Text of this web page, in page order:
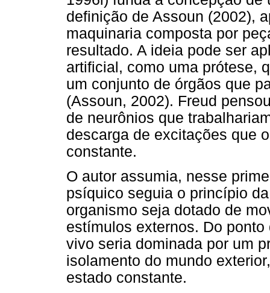
definição de Assoun (2002),
maquinaria composta por
resultado. A ideia pode ser
artificial, como uma prótese,
um conjunto de órgãos que
(Assoun, 2002). Freud
de neurônios que
descarga de excitações que
constante.
O autor assumia, nesse
psíquico seguia o princípio
organismo seja dotado de
estímulos externos. Do
vivo seria dominada por um
isolamento do mundo
estado constante.